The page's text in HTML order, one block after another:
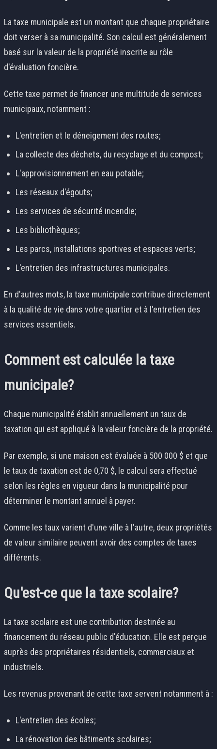
La taxe municipale est un montant que chaque propriétaire
doit verser à sa municipalité. Son calcul est généralement
basé sur la valeur de la propriété inscrite au rôle
d'évaluation foncière.
Cette taxe permet de financer une multitude de services
municipaux, notamment :
L'entretien et le déneigement des routes;
La collecte des déchets, du recyclage et du compost;
L'approvisionnement en eau potable;
Les réseaux d'égouts;
Les services de sécurité incendie;
Les bibliothèques;
Les parcs, installations sportives et espaces verts;
L'entretien des infrastructures municipales.
En d'autres mots, la taxe municipale contribue directement
à la qualité de vie dans votre quartier et à l'entretien des
services essentiels.
Comment est calculée la taxe
municipale?
Chaque municipalité établit annuellement un taux de
taxation qui est appliqué à la valeur foncière de la propriété.
Par exemple, si une maison est évaluée à 500 000 $ et que
le taux de taxation est de 0,70 $, le calcul sera effectué
selon les règles en vigueur dans la municipalité pour
déterminer le montant annuel à payer.
Comme les taux varient d'une ville à l'autre, deux propriétés
de valeur similaire peuvent avoir des comptes de taxes
différents.
Qu'est-ce que la taxe scolaire?
La taxe scolaire est une contribution destinée au
financement du réseau public d'éducation. Elle est perçue
auprès des propriétaires résidentiels, commerciaux et
industriels.
Les revenus provenant de cette taxe servent notamment à :
L'entretien des écoles;
La rénovation des bâtiments scolaires;